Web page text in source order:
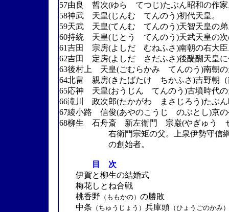
57由良 哲次(ゆら てつじ)たぶん昭和の作家
58神武 天皇(じんむ てんのう)初代天皇。
59天武 天皇(てんむ てんのう)天智天皇の弟
60持統 天皇(じとう てんのう)天武天皇の次
61吉田 宗房(よしだ むねふさ)南朝の右大臣
62吉田 定房(よしだ さだふさ)後醍醐天皇に
63後村上 天皇(ごむらかみ てんのう)南朝の
64北畠 親房(きたばたけ ちかふさ)吉野朝（
65応神 天皇(おうじん てんのう)古墳時代の
66滝川 政次郎(たかがわ まさじろう)たぶん
67綾小路 信俊(あやのこうじ のぶとし)京の
68柳生 石舟斎 新左衛門 宗巌(やぎゅう
右衛門宗矩の父。上泉伊勢守信綱の
の創始者。
目 次
伊賀と柳生の結婚式
梅花しとね合戦
桃香野 （ももかの） の勝敗
中条 （ちゅうじょう） 兵庫頭 （ひょうごのかみ）